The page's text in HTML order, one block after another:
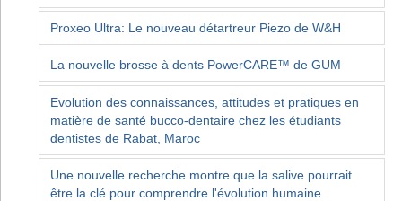
Proxeo Ultra: Le nouveau détartreur Piezo de W&H
La nouvelle brosse à dents PowerCARE™ de GUM
Evolution des connaissances, attitudes et pratiques en
matière de santé bucco-dentaire chez les étudiants
dentistes de Rabat, Maroc
Une nouvelle recherche montre que la salive pourrait
être la clé pour comprendre l'évolution humaine